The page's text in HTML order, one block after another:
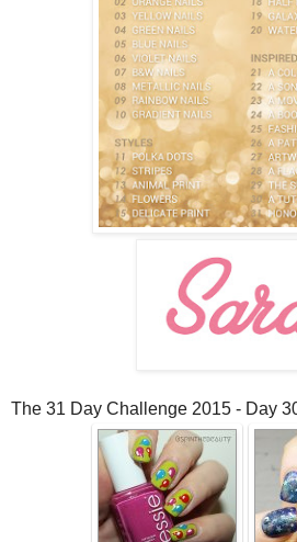
The 31 Day Challenge 2015 - Day